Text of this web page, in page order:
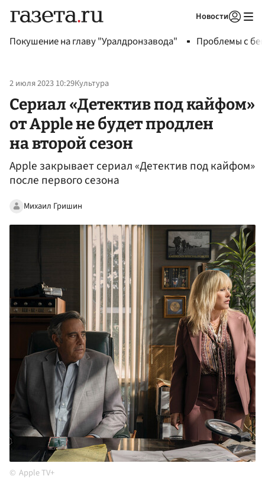
Новости
Покушение на главу "Уралдронзавода" Проблемы с
2 июля 2023 10:29Культура
Сериал «Детектив под кайфом»
от Apple не будет продлен
на второй сезон
Apple закрывает сериал «Детектив под кайфом»
после первого сезона
Михаил Гришин
Apple TV+